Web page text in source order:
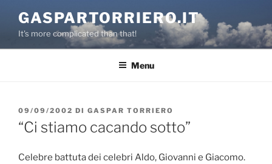
contenuto
GASPARTORRIERO.IT
It's more complicated than that!
Menu
PUBBLICATO
IL
09/09/2002 DI GASPAR TORRIERO
“Ci stiamo cacando sotto”
Celebre battuta dei celebri Aldo, Giovanni e Giacomo.